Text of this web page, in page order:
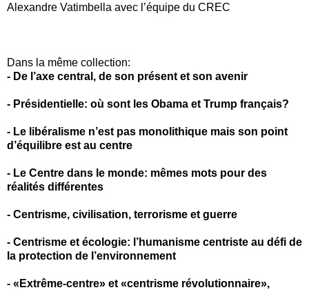
Alexandre Vatimbella avec l’équipe du CREC
Dans la même collection:
- De l’axe central, de son présent et son avenir
- Présidentielle: où sont les Obama et Trump français?
- Le libéralisme n’est pas monolithique mais son point
d’équilibre est au centre
- Le Centre dans le monde: mêmes mots pour des
réalités différentes
- Centrisme, civilisation, terrorisme et guerre
- Centrisme et écologie: l’humanisme centriste au défi de
la protection de l’environnement
- «Extrême-centre» et «centrisme révolutionnaire»,